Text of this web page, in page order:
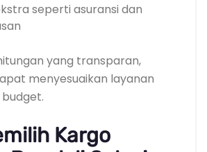
seperti asuransi dan
yang transparan,
menyesuaikan layanan
Kargo